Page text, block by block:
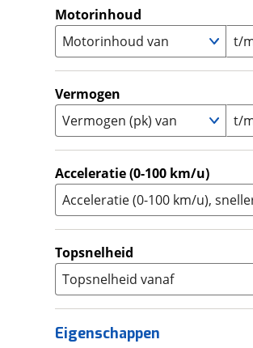
Supersport
Tourer (0)
Touring Enduro
Trike (0)
Zijspan 0)
A1 (0)
(
Motorinhoud
Motorinhoud van
t/
Vermogen
Vermogen (pk) van
t/
Acceleratie (0-100 km/u)
Acceleratie (0-100 km/u),
Topsnelheid
Topsnelheid vanaf
Eigenschappen